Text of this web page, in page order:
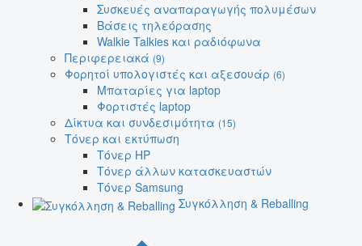
Συσκευές αναπαραγωγής πολυμέσων
Βάσεις τηλεόρασης
Walkie Talkies και ραδιόφωνα
Περιφερειακά (9)
Φορητοί υπολογιστές και αξεσουάρ (6)
Μπαταρίες για laptop
Φορτιστές laptop
Δίκτυα και συνδεσιμότητα (15)
Τόνερ και εκτύπωση
Τόνερ HP
Τόνερ άλλων κατασκευαστών
Τόνερ Samsung
Συγκόλληση & Reballing